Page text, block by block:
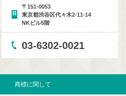
〒151-0053
東京都渋谷区代々木2-11-14
NKビル5階
03-6302-0021
商標に関して